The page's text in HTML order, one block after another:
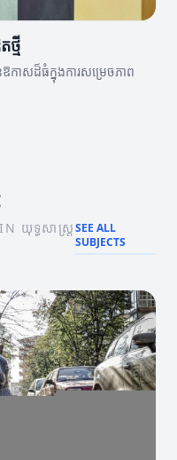
ថ្មី
ឱកាសដ៏ធំក្នុងការសម្រេចភាព
យុទ្ធសាស្ត្រSEE ALL
SUBJECTS